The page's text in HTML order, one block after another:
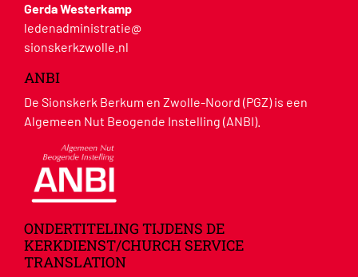
Gerda Westerkamp
ledenadministratie@
sionskerkzwolle.nl
ANBI
De Sionskerk Berkum en Zwolle-Noord (PGZ) is een
Algemeen Nut Beogende Instelling (ANBI).
ONDERTITELING TIJDENS DE
KERKDIENST/CHURCH SERVICE
TRANSLATION